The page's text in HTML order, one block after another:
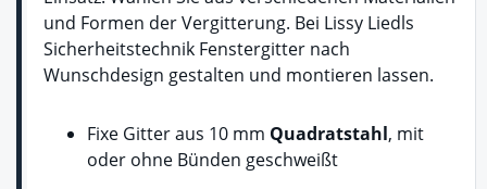
und Formen der Vergitterung. Bei Lissy Liedls
Sicherheitstechnik Fenstergitter nach
Wunschdesign gestalten und montieren lassen.
Fixe Gitter aus 10 mm Quadratstahl, mit
oder ohne Bünden geschweißt